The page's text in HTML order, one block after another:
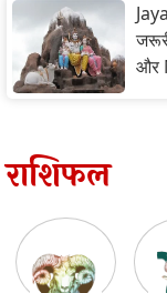
और
राशिफल